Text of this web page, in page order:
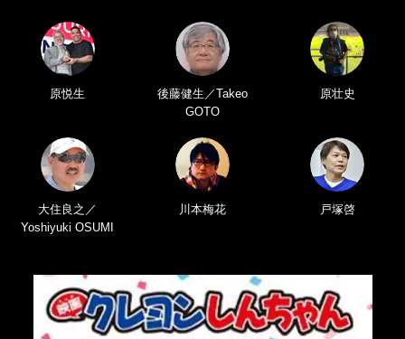
原悦生
後藤健生／Takeo
GOTO
原壮史
大住良之／
Yoshiyuki OSUMI
川本梅花 戸塚啓